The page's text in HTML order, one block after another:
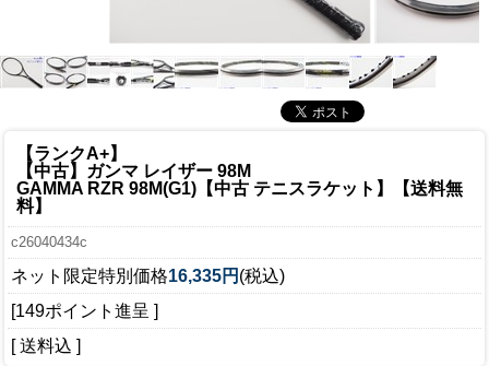
【ランクA+】
【中古】ガンマ レイザー 98M
GAMMA RZR 98M(G1)【中古 テニスラケット】【送料無
料】
c26040434c
ネット限定特別価格16,335円 (税込)
[149ポイント進呈 ]
[ 送料込 ]